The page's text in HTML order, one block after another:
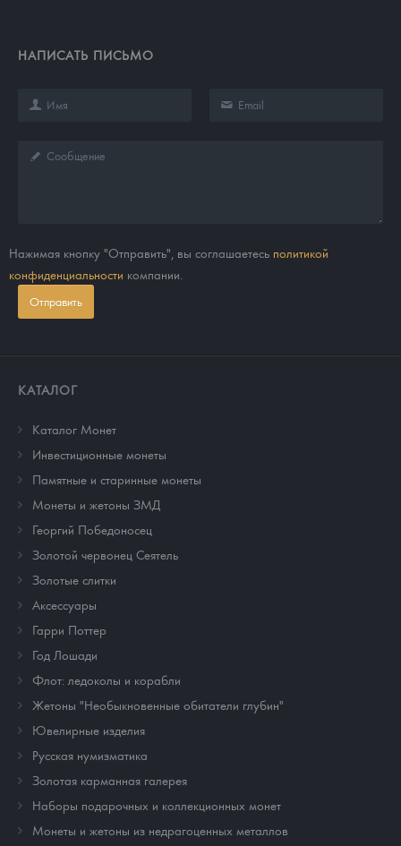
НАПИСАТЬ ПИСЬМО
Нажимая кнопку "Отправить", вы соглашаетесь политикой
конфиденциальности компании.
Отправить
КАТАЛОГ
Каталог Монет
Инвестиционные монеты
Памятные и старинные монеты
Монеты и жетоны ЗМД
Георгий Победоносец
Золотой червонец Сеятель
Золотые слитки
Аксессуары
Гарри Поттер
Год Лошади
Флот: ледоколы и корабли
Жетоны "Необыкновенные обитатели глубин"
Ювелирные изделия
Русская нумизматика
Золотая карманная галерея
Наборы подарочных и коллекционных монет
Монеты и жетоны из недрагоценных металлов